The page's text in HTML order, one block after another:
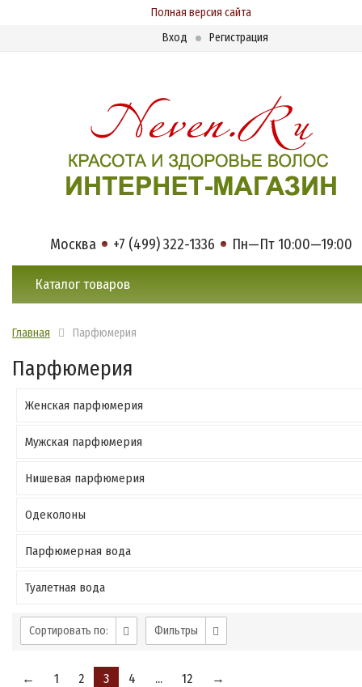
Полная версия сайта
Вход
Регистрация
Москва +7 (499) 322-1336 Пн—Пт 10:00—19:00
Каталог товаров
Главная Парфюмерия
Парфюмерия
Женская парфюмерия
Мужская парфюмерия
Нишевая парфюмерия
Одеколоны
Парфюмерная вода
Туалетная вода
Сортировать по: Фильтры
← 1 2 3 4 ... 12 →